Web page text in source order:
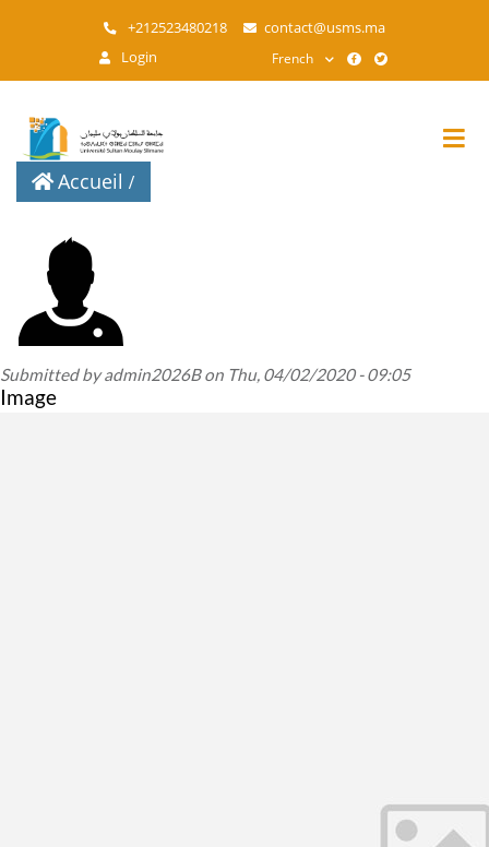
contenu
+212523480218
contact@usms.ma
Login
French
Accueil
Submitted byadmin2026Bon Thu, 04/02/2020 - 09:05
Image